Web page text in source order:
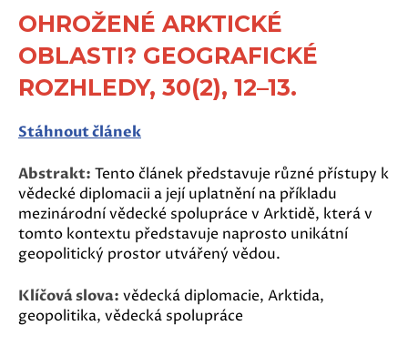
OHROŽENÉ ARKTICKÉ
OBLASTI? GEOGRAFICKÉ
ROZHLEDY, 30(2), 12–13.
Stáhnout článek
Abstrakt: Tento článek představuje různé přístupy k
vědecké diplomacii a její uplatnění na příkladu
mezinárodní vědecké spolupráce v Arktidě, která v
tomto kontextu představuje naprosto unikátní
geopolitický prostor utvářený vědou.
Klíčová slova: vědecká diplomacie, Arktida,
geopolitika, vědecká spolupráce